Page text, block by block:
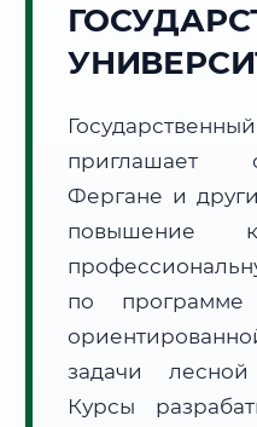
Погода в г.
🌅 Восход:05:16
📍 Региональная справка
Почтовые индексы:
Часовой пояс:
Формат учебы:
🗺️ Зона обслуживания: г.
приглашает
Фергане и
повышение
по программе
задачи
Курсы